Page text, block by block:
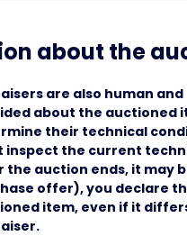
about the
are also human
about the auctioned
their technical
inspect the current
the auction ends, it may
offer), you declare
item, even if it